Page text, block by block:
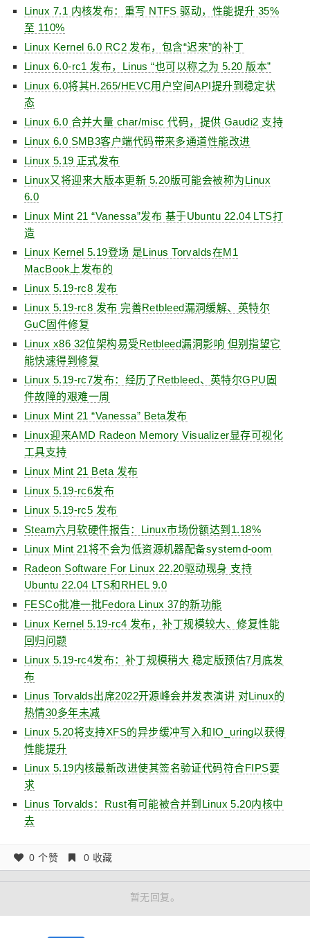
Linux 7.1 内核发布：重写 NTFS 驱动，性能提升 35%
至 110%
Linux Kernel 6.0 RC2 发布，包含“迟来”的补丁
Linux 6.0-rc1 发布，Linus “也可以称之为 5.20 版本”
Linux 6.0将其H.265/HEVC用户空间API提升到稳定状
态
Linux 6.0 合并大量 char/misc 代码，提供 Gaudi2 支持
Linux 6.0 SMB3客户端代码带来多通道性能改进
Linux 5.19 正式发布
Linux又将迎来大版本更新 5.20版可能会被称为Linux
6.0
Linux Mint 21 “Vanessa”发布 基于Ubuntu 22.04 LTS打
造
Linux Kernel 5.19登场 是Linus Torvalds在M1
MacBook上发布的
Linux 5.19-rc8 发布
Linux 5.19-rc8 发布 完善Retbleed漏洞缓解、英特尔
GuC固件修复
Linux x86 32位架构易受Retbleed漏洞影响 但别指望它
能快速得到修复
Linux 5.19-rc7发布：经历了Retbleed、英特尔GPU固
件故障的艰难一周
Linux Mint 21 “Vanessa” Beta发布
Linux迎来AMD Radeon Memory Visualizer显存可视化
工具支持
Linux Mint 21 Beta 发布
Linux 5.19-rc6发布
Linux 5.19-rc5 发布
Steam六月软硬件报告：Linux市场份额达到1.18%
Linux Mint 21将不会为低资源机器配备systemd-oom
Radeon Software For Linux 22.20驱动现身 支持
Ubuntu 22.04 LTS和RHEL 9.0
FESCo批准一批Fedora Linux 37的新功能
Linux Kernel 5.19-rc4 发布，补丁规模较大、修复性能
回归问题
Linux 5.19-rc4发布：补丁规模稍大 稳定版预估7月底发
布
Linus Torvalds出席2022开源峰会并发表演讲 对Linux的
热情30多年未减
Linux 5.20将支持XFS的异步缓冲写入和IO_uring以获得
性能提升
Linux 5.19内核最新改进使其签名验证代码符合FIPS要
求
Linus Torvalds：Rust有可能被合并到Linux 5.20内核中
去
0 个赞 0 收藏
暂无回复。